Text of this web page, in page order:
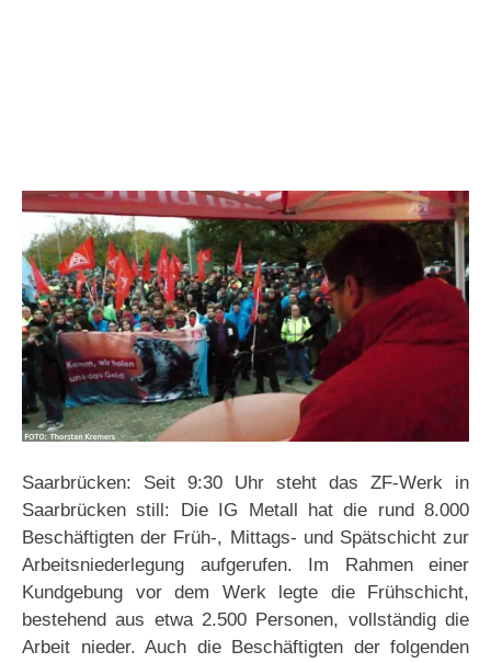
Saarbrücken: Seit 9:30 Uhr steht das ZF-Werk in
Saarbrücken still: Die IG Metall hat die rund 8.000
Beschäftigten der Früh-, Mittags- und Spätschicht zur
Arbeitsniederlegung aufgerufen. Im Rahmen einer
Kundgebung vor dem Werk legte die Frühschicht,
bestehend aus etwa 2.500 Personen, vollständig die
Arbeit nieder. Auch die Beschäftigten der folgenden